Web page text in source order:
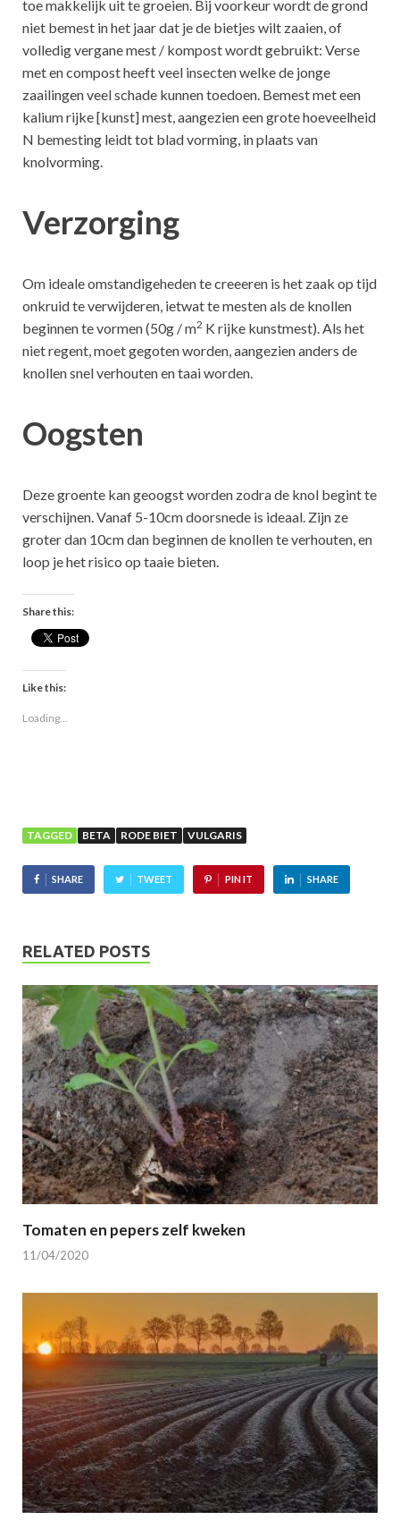
toe makkelijk uit te groeien. Bij voorkeur wordt de grond
niet bemest in het jaar dat je de bietjes wilt zaaien, of
volledig vergane mest / kompost wordt gebruikt: Verse
met en compost heeft veel insecten welke de jonge
zaailingen veel schade kunnen toedoen. Bemest met een
kalium rijke [kunst] mest, aangezien een grote hoeveelheid
N bemesting leidt tot blad vorming, in plaats van
knolvorming.
Verzorging
Om ideale omstandigeheden te creeeren is het zaak op tijd
onkruid te verwijderen, ietwat te mesten als de knollen
beginnen te vormen (50g / m2 K rijke kunstmest). Als het
niet regent, moet gegoten worden, aangezien anders de
knollen snel verhouten en taai worden.
Oogsten
Deze groente kan geoogst worden zodra de knol begint te
verschijnen. Vanaf 5-10cm doorsnede is ideaal. Zijn ze
groter dan 10cm dan beginnen de knollen te verhouten, en
loop je het risico op taaie bieten.
Share this:
Like this:
Loading...
TAGGED BETA RODE BIET VULGARIS
SHARE TWEET PIN IT SHARE
RELATED POSTS
Tomaten en pepers zelf kweken
11/04/2020